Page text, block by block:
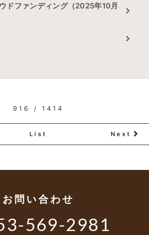
ドファンディング（2025年10月
916 / 1414
List Next
お問い合わせ
569-2981